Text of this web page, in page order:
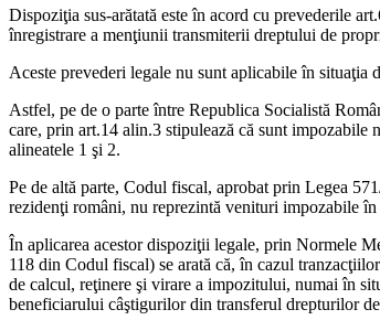
Dispoziţia sus-arătată este în acord cu prevederile
înregistrare a menţiunii transmiterii dreptului de
Aceste prevederi legale nu sunt aplicabile în
Astfel, pe de o parte între Republica Socialistă
care, prin art.14 alin.3 stipulează că sunt impozabile
alineatele 1 şi 2.
Pe de altă parte, Codul fiscal, aprobat prin Legea
rezidenţi români, nu reprezintă venituri impozabile
În aplicarea acestor dispoziţii legale, prin Normele
118 din Codul fiscal) se arată că, în cazul
de calcul, reţinere şi virare a impozitului, numai în
beneficiarului câştigurilor din transferul drepturilor